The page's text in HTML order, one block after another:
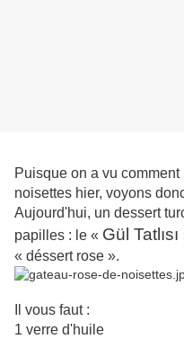
Puisque on a vu
noisettes hier, voyons
Aujourd'hui, un dessert
papilles : le « Gül Tatlısı
« déssert rose ».
Il vous faut :
1 verre d'huile